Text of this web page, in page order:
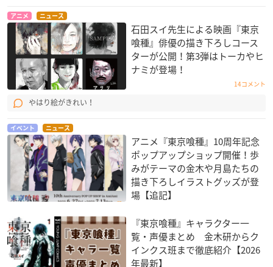
アニメ ニュース
石田スイ先生による映画『東京
喰種』俳優の描き下ろしコース
ターが公開！第3弾はトーカやヒ
ナミが登場！
14コメント
やはり絵がきれい！
イベント ニュース
アニメ『東京喰種』10周年記念
ポップアップショップ開催！歩
みがテーマの金木や月島たちの
描き下ろしイラストグッズが登
場【追記】
『東京喰種』キャラクター一
覧・声優まとめ 金木研からク
インクス班まで徹底紹介【2026
年最新】